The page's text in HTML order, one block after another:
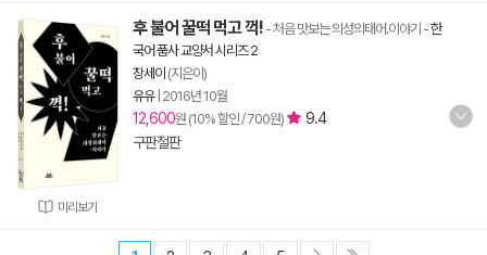
미리보기
후 불어 꿀떡 먹고 꺽! - 처음 맛보는 의성의태어.이야기 -한
국어 품사 교양서 시리즈 2
장세이 (지은이)
유유| 2016년 10월
12,600원 (10% 할인 / 700원)
9.4
구판절판